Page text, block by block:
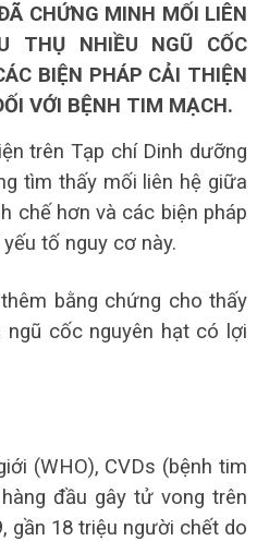
CHỨNG MINH MỐI LIÊN
THỤ NHIỀU NGŨ CỐC
BIỆN PHÁP CẢI THIỆN
VỚI BỆNH TIM MẠCH.
trên Tạp chí Dinh dưỡng
tìm thấy mối liên hệ giữa
chế hơn và các biện pháp
tố nguy cơ này.
bằng chứng cho thấy
cốc nguyên hạt có lợi
(WHO), CVDs (bệnh tim
đầu gây tử vong trên
gần 18 triệu người chết do